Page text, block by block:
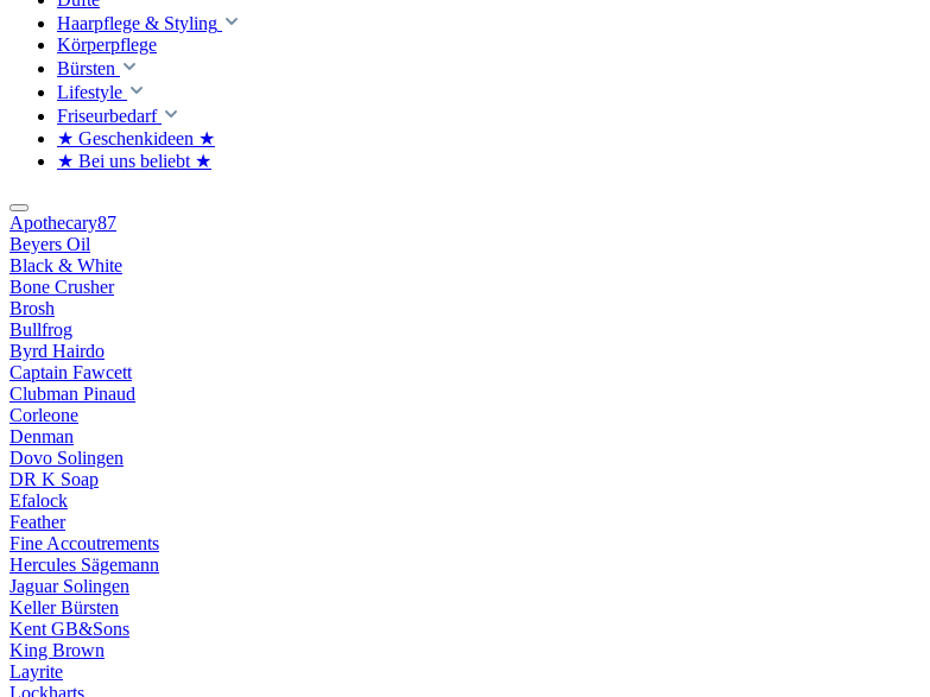
Haarpflege & Styling
Körperpflege
Bürsten
Lifestyle
Friseurbedarf
★ Geschenkideen ★
★ Bei uns beliebt ★
Apothecary87
Beyers Oil
Black & White
Bone Crusher
Brosh
Bullfrog
Byrd Hairdo
Captain Fawcett
Clubman Pinaud
Corleone
Denman
Dovo Solingen
DR K Soap
Efalock
Feather
Fine Accoutrements
Hercules Sägemann
Jaguar Solingen
Keller Bürsten
Kent GB&Sons
King Brown
Layrite
Lockharts